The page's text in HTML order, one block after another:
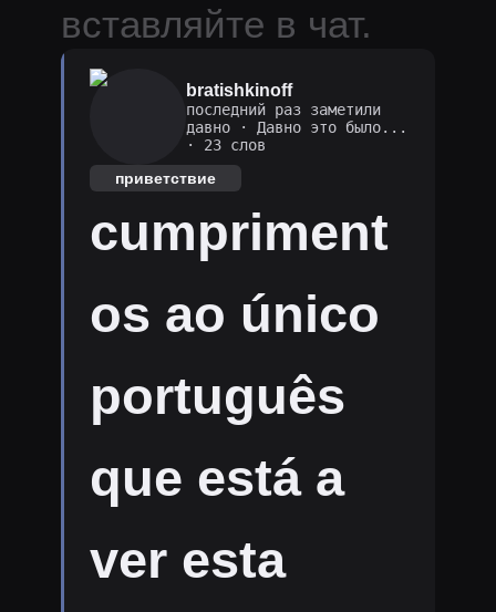
вставляйте в чат.
bratishkinoff
последний раз заметили
давно·
Давно это было...
· 23 слов
приветствие
cumpriment
os ao único
português
que está a
ver esta